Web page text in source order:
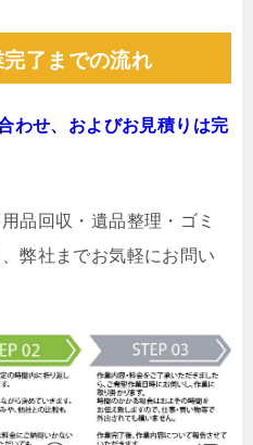
了までの流れ
わせ、およびお見積りは完
品回収・遺品整理・ゴミ
弊社までお気軽にお問い